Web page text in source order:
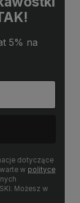
5% na
dotyczące
w polityce
Możesz w